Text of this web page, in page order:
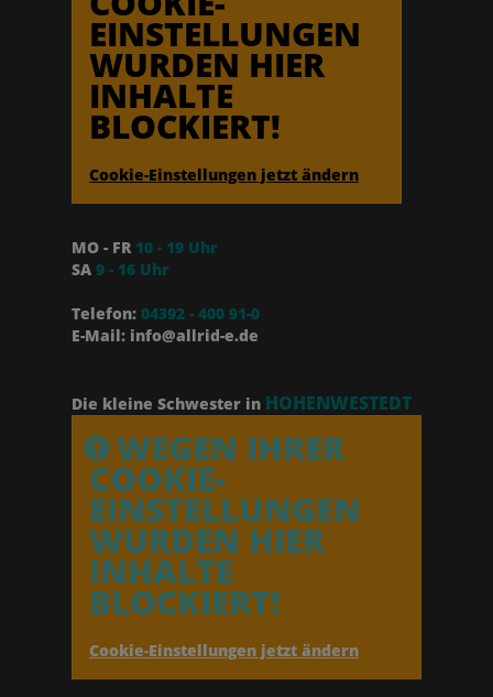
EINSTELLUNGEN
WURDEN HIER
INHALTE
BLOCKIERT!
Cookie-Einstellungen jetzt ändern
MO - FR 10 - 19 Uhr
SA 9 - 16 Uhr
Telefon: 04392 - 400 91-0
E-Mail: info@allrid-e.de
Die kleine Schwester in HOHENWESTEDT
WEGEN IHRER
COOKIE-
EINSTELLUNGEN
WURDEN HIER
INHALTE
BLOCKIERT!
Cookie-Einstellungen jetzt ändern